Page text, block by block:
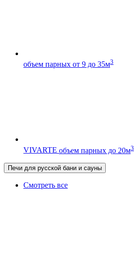
объем парных от 9 до 35м3
VIVARTE объем парных до 20м3
Печи для русской бани и сауны
Смотреть все